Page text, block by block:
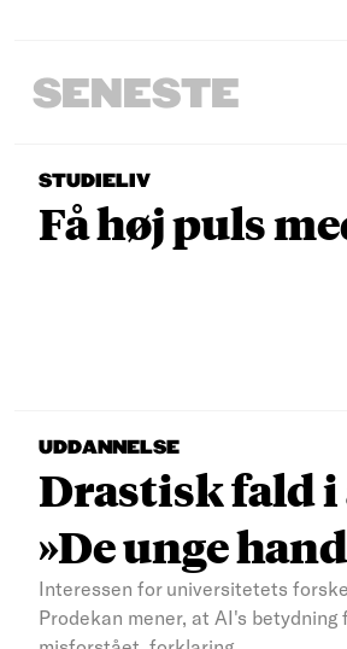
SENESTE
STUDIELIV
Få høj puls
UDDANNELSE
Drastisk fald
»De unge
Interessen for universitetets
Prodekan mener, at AI's